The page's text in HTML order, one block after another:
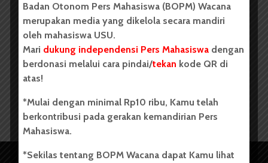
Natalis Ke-16
Badan Otonom Pers Mahasiswa (BOPM) Wacana
merupakan media yang dikelola secara mandiri
oleh mahasiswa USU.
Mari dukung independensi Pers Mahasiswa dengan
berdonasi melalui cara pindai/tekan kode QR di
atas!
*Mulai dengan minimal Rp10 ribu, Kamu telah
berkontribusi pada gerakan kemandirian Pers
Mahasiswa.
*Sekilas tentang BOPM Wacana dapat Kamu lihat